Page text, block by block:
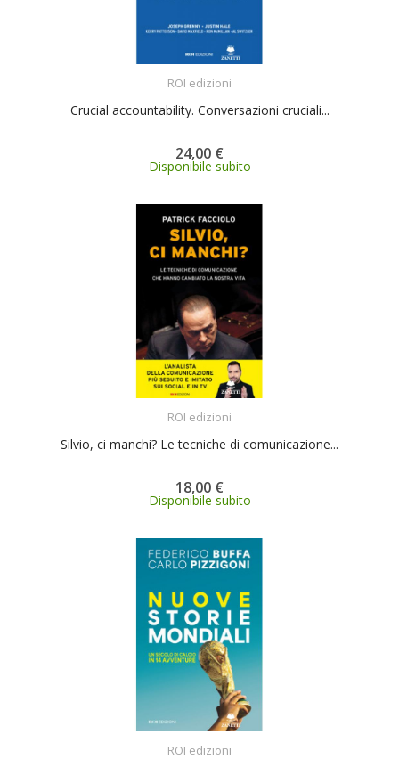
ROI edizioni
Crucial accountability. Conversazioni cruciali...
24,00 €
Disponibile subito
ROI edizioni
Silvio, ci manchi? Le tecniche di comunicazione...
18,00 €
Disponibile subito
ROI edizioni